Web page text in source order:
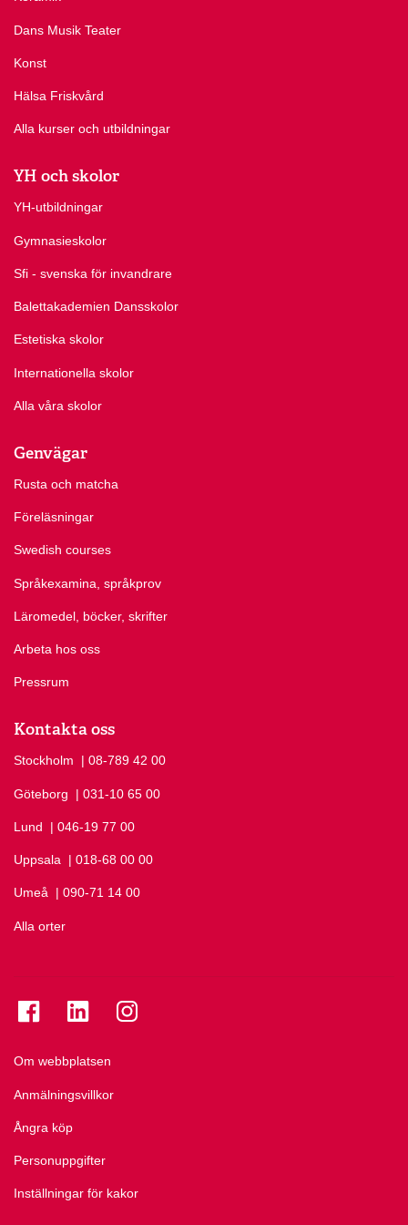
Dans Musik Teater
Konst
Hälsa Friskvård
Alla kurser och utbildningar
YH och skolor
YH-utbildningar
Gymnasieskolor
Sfi - svenska för invandrare
Balettakademien Dansskolor
Estetiska skolor
Internationella skolor
Alla våra skolor
Genvägar
Rusta och matcha
Föreläsningar
Swedish courses
Språkexamina, språkprov
Läromedel, böcker, skrifter
Arbeta hos oss
Pressrum
Kontakta oss
Stockholm Ring Stockholm på
| 08-789 42 00
Göteborg Ring Göteborg på
| 031-10 65 00
Lund Ring Lund på
| 046-19 77 00
Uppsala Ring Uppsala på
| 018-68 00 00
Umeå Ring Umeå på
| 090-71 14 00
Alla orter
Om webbplatsen
Anmälningsvillkor
Ångra köp
Personuppgifter
Inställningar för kakor
Se folkuniversitetet på Facebook
Se folkuniversitetet på LinkedIn